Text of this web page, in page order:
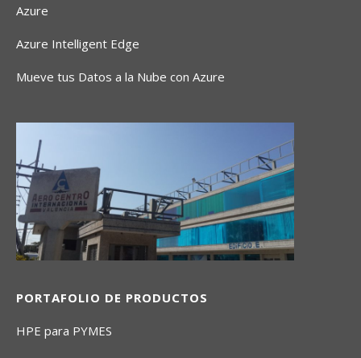
Azure
Azure Intelligent Edge
Mueve tus Datos a la Nube con Azure
PORTAFOLIO DE PRODUCTOS
HPE para PYMES